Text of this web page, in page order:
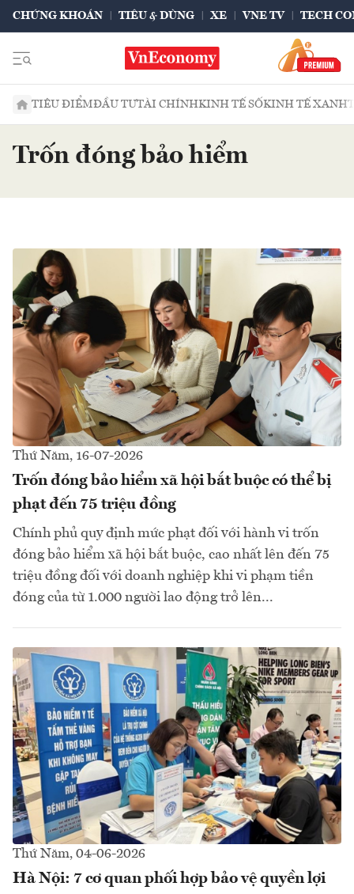
CHỨNG KHOÁN TIÊU & DÙNG XE VNE TV TECH
TIÊU ĐIỂMĐẦU TƯTÀI CHÍNHKINH TẾ SỐKINH TẾ XANH
Trốn đóng bảo hiểm
Thứ Năm, 16-07-2026
Trốn đóng bảo hiểm xã hội bắt buộc có thể bị
phạt đến 75 triệu đồng
Chính phủ quy định mức phạt đối với hành vi trốn
đóng bảo hiểm xã hội bắt buộc, cao nhất lên đến 75
triệu đồng đối với doanh nghiệp khi vi phạm tiền
đóng của từ 1.000 người lao động trở lên...
Thứ Năm, 04-06-2026
Hà Nội: 7 cơ quan phối hợp bảo vệ quyền lợi